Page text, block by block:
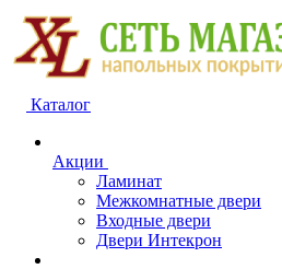
Каталог
Акции
Ламинат
Межкомнатные двери
Входные двери
Двери Интекрон